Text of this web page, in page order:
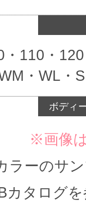
・110・
・WL・
ボディ
※画像
ラーのサ
カタログ